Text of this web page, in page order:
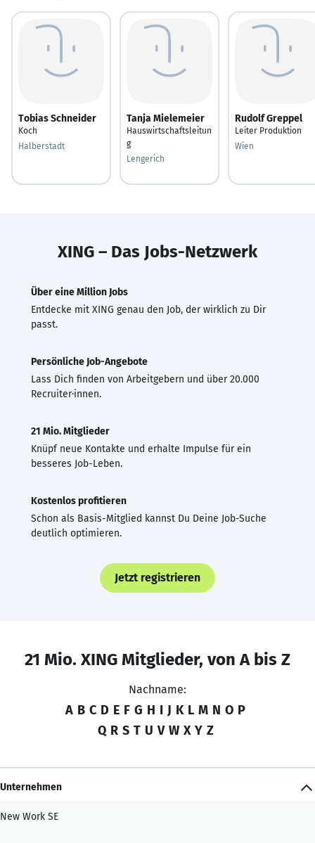
Tobias Schneider
Koch
Halberstadt
Tanja Mielemeier
Hauswirtschaftsleitun
g
Lengerich
Rudolf Greppel
Leiter Produktion
Wien
XING – Das Jobs-Netzwerk
Über eine Million Jobs
Entdecke mit XING genau den Job, der wirklich zu Dir
passt.
Persönliche Job-Angebote
Lass Dich finden von Arbeitgebern und über 20.000
Recruiter·innen.
21 Mio. Mitglieder
Knüpf neue Kontakte und erhalte Impulse für ein
besseres Job-Leben.
Kostenlos profitieren
Schon als Basis-Mitglied kannst Du Deine Job-Suche
deutlich optimieren.
Jetzt registrieren
21 Mio. XING Mitglieder, von A bis Z
Nachname:
A B C D E F G H I J K L M N O P
Q R S T U V W X Y Z
Unternehmen
New Work SE